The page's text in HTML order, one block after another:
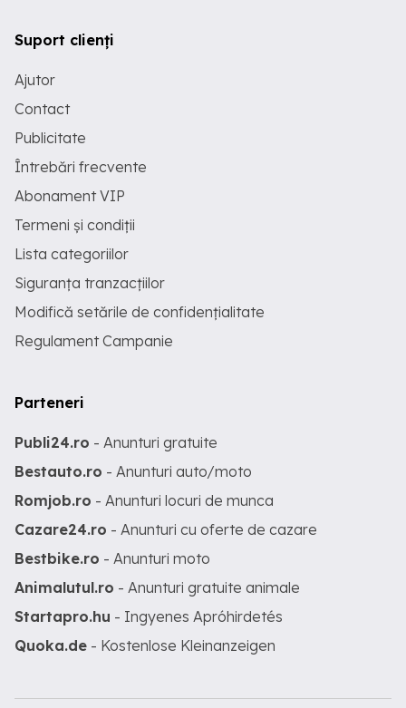
Suport clienți
Ajutor
Contact
Publicitate
Întrebări frecvente
Abonament VIP
Termeni și condiții
Lista categoriilor
Siguranța tranzacțiilor
Modifică setările de confidențialitate
Regulament Campanie
Parteneri
Publi24.ro - Anunturi gratuite
Bestauto.ro - Anunturi auto/moto
Romjob.ro - Anunturi locuri de munca
Cazare24.ro - Anunturi cu oferte de cazare
Bestbike.ro - Anunturi moto
Animalutul.ro - Anunturi gratuite animale
Startapro.hu - Ingyenes Apróhirdetés
Quoka.de - Kostenlose Kleinanzeigen